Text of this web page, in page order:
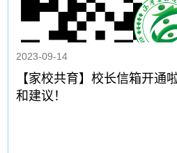
2023-09-14
【家校共育】校长信箱开
和建议！